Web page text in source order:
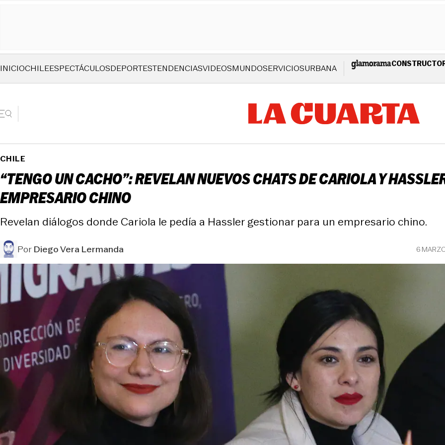
INICIOCHILEESPECTÁCULOSDEPORTESTENDENCIASVIDEOSMUNDOSERVICIOSURBANA
CHILE
“TENGO UN CACHO”: REVELAN NUEVOS CHATS DE CARIOLA Y
EMPRESARIO CHINO
Revelan diálogos donde Cariola le pedía a Hassler gestionar para un empresario chino.
PorDiego Vera Lermanda 6